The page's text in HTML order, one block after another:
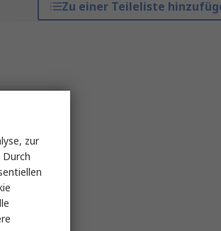
Zu einer Teileliste
zur